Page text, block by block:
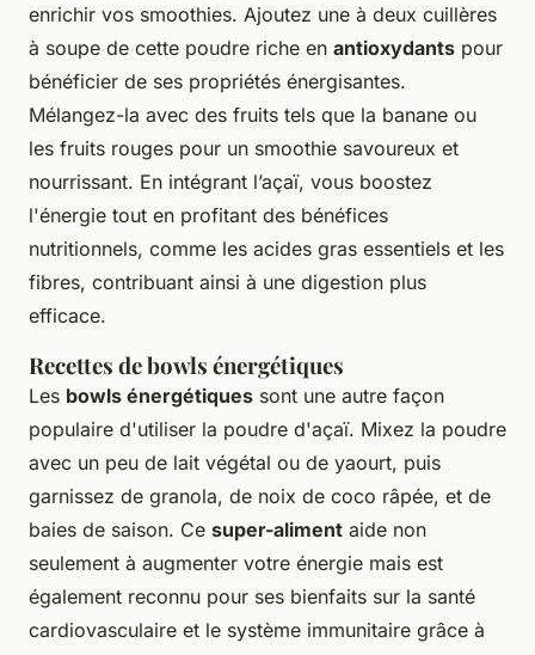
enrichir vos smoothies. Ajoutez une à deux cuillères
à soupe de cette poudre riche en antioxydants pour
bénéficier de ses propriétés énergisantes.
Mélangez-la avec des fruits tels que la banane ou
les fruits rouges pour un smoothie savoureux et
nourrissant. En intégrant l’açaï, vous boostez
l'énergie tout en profitant des bénéfices
nutritionnels, comme les acides gras essentiels et les
fibres, contribuant ainsi à une digestion plus
efficace.
Recettes de bowls énergétiques
Les bowls énergétiques sont une autre façon
populaire d'utiliser la poudre d'açaï. Mixez la poudre
avec un peu de lait végétal ou de yaourt, puis
garnissez de granola, de noix de coco râpée, et de
baies de saison. Ce super-aliment aide non
seulement à augmenter votre énergie mais est
également reconnu pour ses bienfaits sur la santé
cardiovasculaire et le système immunitaire grâce à